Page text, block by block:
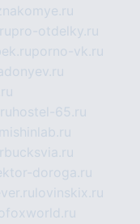
pro-otdelky.ru
porno-vk.ru
hostel-65.ru
mishinlab.ru
doroga.ru
lovinskix.ru